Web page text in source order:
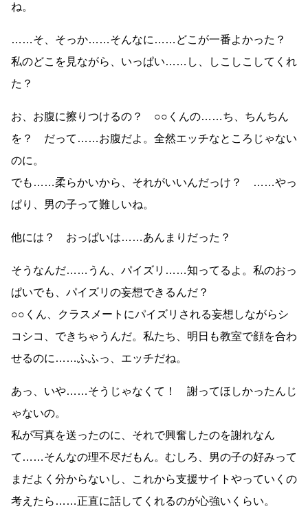
ね。
……そ、そっか……そんなに……どこが一番よかった？
私のどこを見ながら、いっぱい……し、しこしこしてくれ
た？
お、お腹に擦りつけるの？ ○○くんの……ち、ちんちん
を？ だって……お腹だよ。全然エッチなところじゃない
のに。
でも……柔らかいから、それがいいんだっけ？ ……やっ
ぱり、男の子って難しいね。
他には？ おっぱいは……あんまりだった？
そうなんだ……うん、パイズリ……知ってるよ。私のおっ
ぱいでも、パイズリの妄想できるんだ？
○○くん、クラスメートにパイズリされる妄想しながらシ
コシコ、できちゃうんだ。私たち、明日も教室で顔を合わ
せるのに……ふふっ、エッチだね。
あっ、いや……そうじゃなくて！ 謝ってほしかったんじ
ゃないの。
私が写真を送ったのに、それで興奮したのを謝れなん
て……そんなの理不尽だもん。むしろ、男の子の好みって
まだよく分からないし、これから支援サイトやっていくの
考えたら……正直に話してくれるのが心強いくらい。